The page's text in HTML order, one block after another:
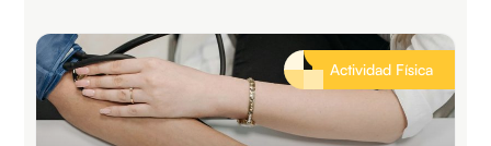
Actividad Física